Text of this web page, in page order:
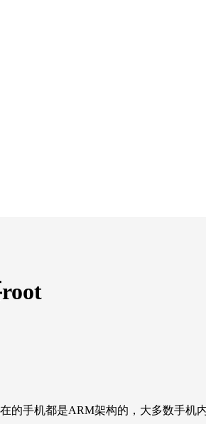
的手机都是ARM架构的，大多数手